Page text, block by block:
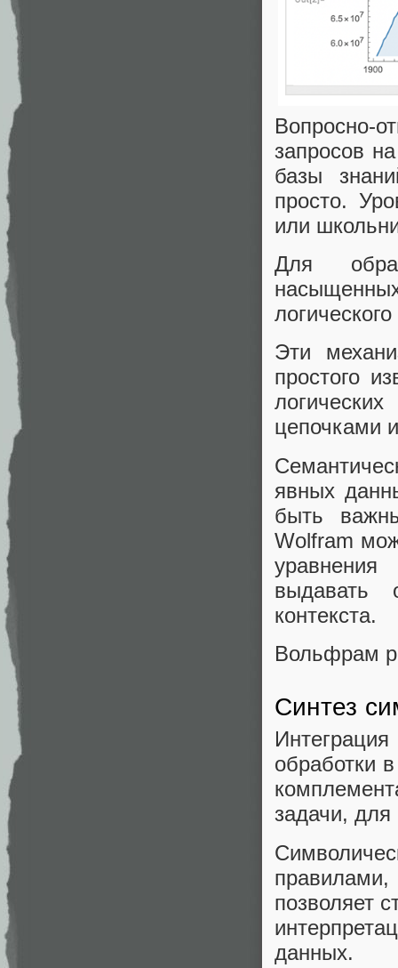
Вопросно-
запросов
базы
просто.
или
Для
Эти
простого
цепочками
явных
быть
Wolfram
выдавать
контекста.
Вольфрам
Синтез
обработки
задачи,
позволяет
данных.